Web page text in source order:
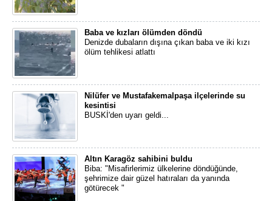
Baba ve kızları ölümden döndü
Denizde dubaların dışına çıkan baba ve iki kızı
ölüm tehlikesi atlattı
Nilüfer ve Mustafakemalpaşa ilçelerinde su
kesintisi
BUSKİ'den uyarı geldi...
Altın Karagöz sahibini buldu
Biba: "Misafirlerimiz ülkelerine döndüğünde,
şehrimize dair güzel hatıraları da yanında
götürecek "